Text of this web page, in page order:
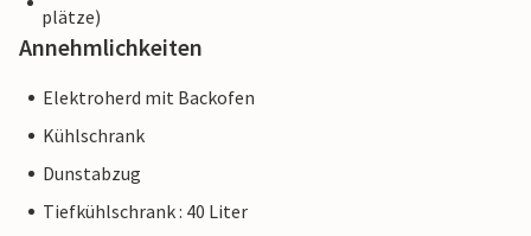
plätze)
Annehmlichkeiten
Elektroherd mit Backofen
Kühlschrank
Dunstabzug
Tiefkühlschrank : 40 Liter